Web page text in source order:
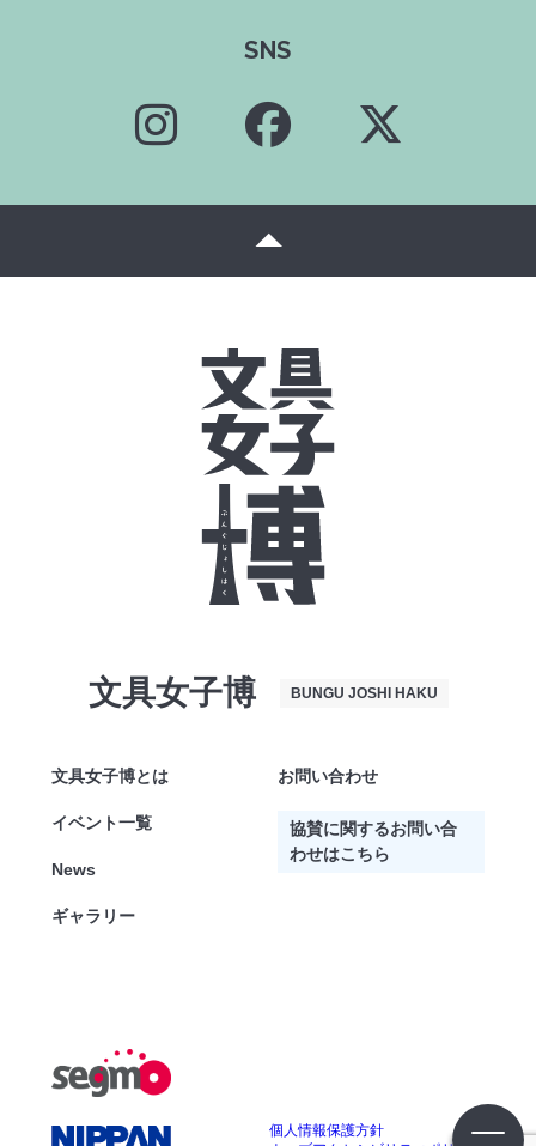
SNS
文具女子博 BUNGU JOSHI HAKU
文具女子博とは
イベント一覧
News
ギャラリー
お問い合わせ
協賛に関するお問い合
わせはこちら
個人情報保護方針